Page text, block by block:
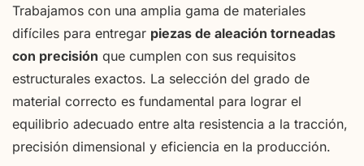
Trabajamos con una amplia gama de materiales
difíciles para entregar piezas de aleación torneadas
con precisión que cumplen con sus requisitos
estructurales exactos. La selección del grado de
material correcto es fundamental para lograr el
equilibrio adecuado entre alta resistencia a la tracción,
precisión dimensional y eficiencia en la producción.